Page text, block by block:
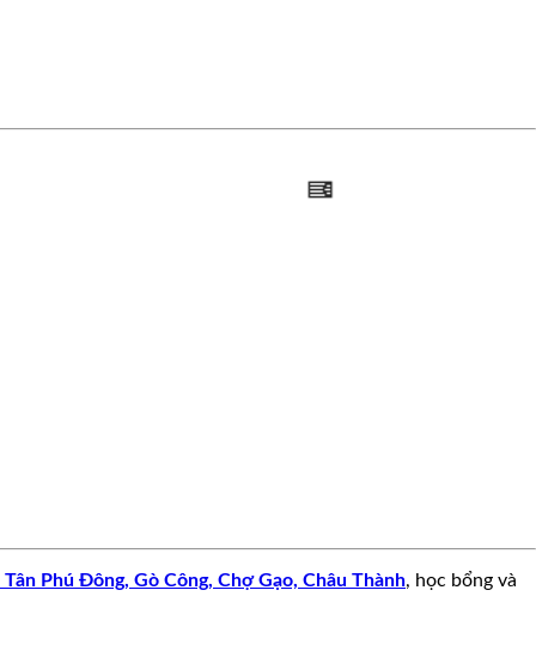
Phú Đông, Gò Công, Chợ Gạo, Châu Thành, học bổng và